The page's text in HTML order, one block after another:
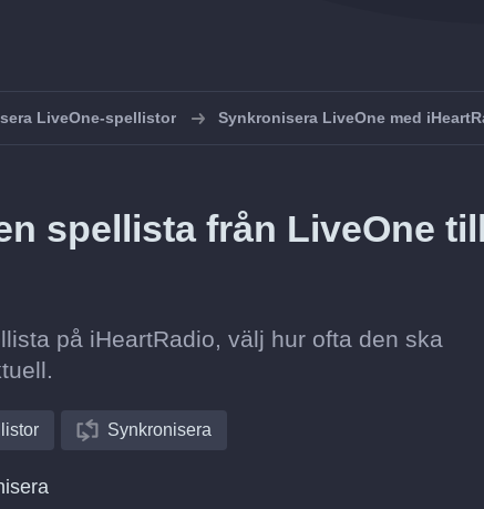
LiveOne-spellistor Synkronisera LiveOne med
spellista från LiveOne till
på iHeartRadio, välj hur ofta den ska
Synkronisera